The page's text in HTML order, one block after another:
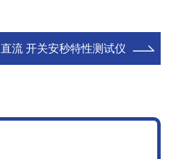
直流 开关安秒特性测试仪